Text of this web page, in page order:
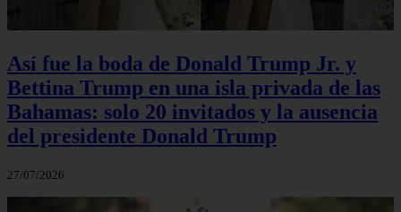
Así fue la boda de Donald Trump Jr. y
Bettina Trump en una isla privada de las
Bahamas: solo 20 invitados y la ausencia
del presidente Donald Trump
27/07/2026